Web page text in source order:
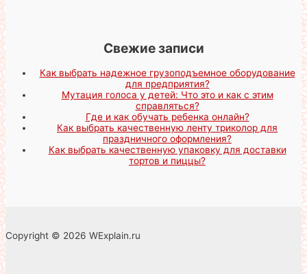
Свежие записи
Как выбрать надежное грузоподъемное оборудование
для предприятия?
Мутация голоса у детей: Что это и как с этим
справляться?
Где и как обучать ребенка онлайн?
Как выбрать качественную ленту триколор для
праздничного оформления?
Как выбрать качественную упаковку для доставки
тортов и пиццы?
Copyright © 2026 WExplain.ru